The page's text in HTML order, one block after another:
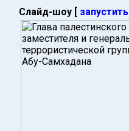
Слайд-шоу [ запустить